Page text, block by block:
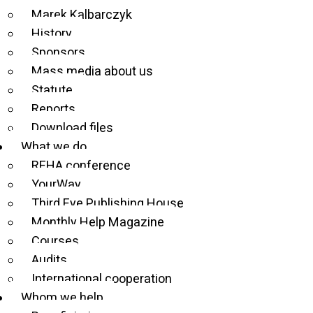
Marek Kalbarczyk
History
Sponsors
Mass media about us
Statute
Reports
Download files
What we do
REHA conference
YourWay
Third Eye Publishing House
Monthly Help Magazine
Courses
Audits
International cooperation
Whom we help
Jak przekazać 1,5% podatku
dla Fundacji Szansa - Jesteśmy